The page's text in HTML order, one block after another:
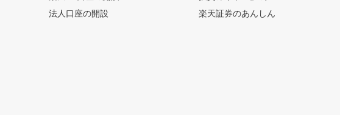
法人口座の開設
楽天証券のあんしん